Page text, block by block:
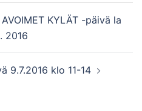
KYLÄT -päivä la
2016
9.7.2016 klo 11-14